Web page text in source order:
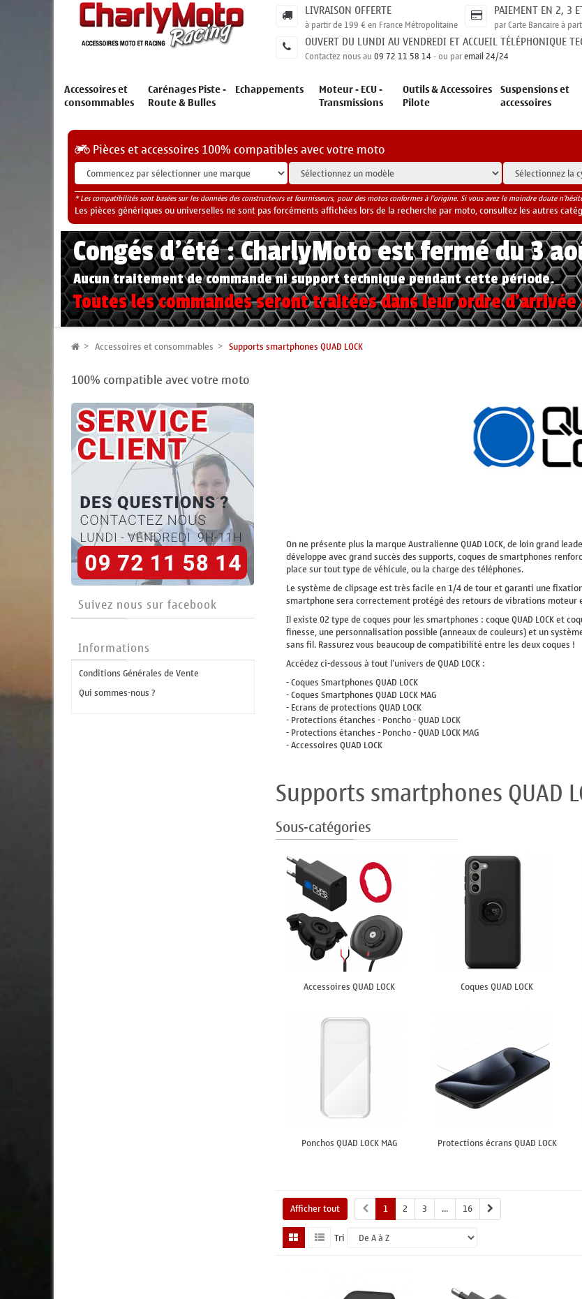
LIVRAISON OFFERTE
à partir de 199 € en France Métropolitaine
PAIEMENT EN 2, 3
par Carte Bancaire à
OUVERT DU LUNDI AU VENDREDI ET ACCUEIL TÉLÉPHONIQUE
Contactez nous au09 72 11 58 14- ou paremail 24/24
Accessoires et
consommables
Carénages Piste -
Route & Bulles
Echappements Moteur - ECU -
Transmissions
Outils & Accessoires
Pilote
Suspensions et
accessoires
Pièces et accessoires 100% compatibles avec votre moto
* Les compatibilités sont basées sur les données des constructeurs et fournisseurs, pour des motos conformes à l'origine. Si vous avez le moindre doute
Les pièces génériques ou universelles ne sont pas forcéments affichées lors de la recherche par moto, consultez les autres
Congés d'été : CharlyMoto est fermé du 3
Aucun traitement de commande ni support technique pendant cette période.
Toutes les commandes seront traitées dans leur ordre
Accessoires et consommables Supports smartphones QUAD LOCK
100% compatible avec votre moto
Suivez nous sur facebook
Informations
Conditions Générales de Vente
Qui sommes-nous ?
On ne présente plus la marque Australienne QUAD LOCK, de loin grand
développe avec grand succès des supports, coques de smartphones
place sur tout type de véhicule, ou la charge des téléphones.
Le système de clipsage est très facile en 1/4 de tour et garanti une
smartphone sera correctement protégé des retours de vibrations moteur
Il existe 02 type de coques pour les smartphones : coque QUAD LOCK et
finesse, une personnalisation possible (anneaux de couleurs) et un
sans fil. Rassurez vous beaucoup de compatibilité entre les deux coques !
Accédez ci-dessous à tout l'univers de QUAD LOCK :
- Coques Smartphones QUAD LOCK
- Coques Smartphones QUAD LOCK MAG
- Ecrans de protections QUAD LOCK
- Protections étanches - Poncho - QUAD LOCK
- Protections étanches - Poncho - QUAD LOCK MAG
- Accessoires QUAD LOCK
Supports smartphones QUAD
Sous-catégories
Accessoires QUAD LOCK Coques QUAD LOCK
Ponchos QUAD LOCK MAG Protections écrans QUAD LOCK
Afficher tout 1 2 3 ... 16
Tri